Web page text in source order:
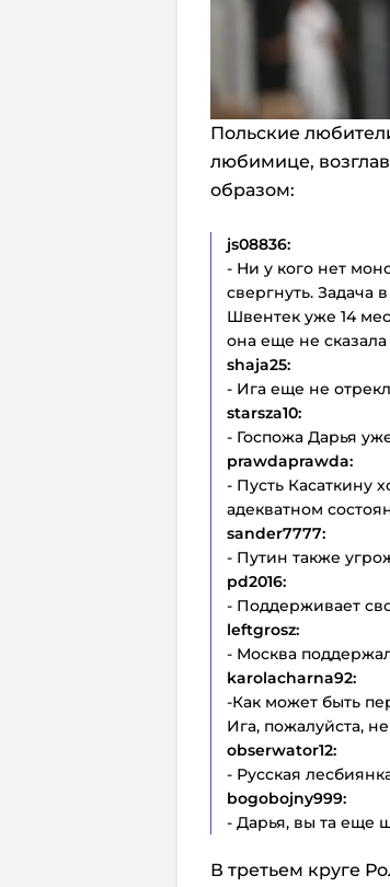
Польские
любимице,
образом:
js08836:
- Ни у кого нет
свергнуть. Задача
Швентек уже 14
она еще не
shaja25:
- Ига еще не
starsza10:
- Госпожа Дарья
prawdaprawda:
- Пусть Касаткину
адекватном
sander7777:
- Путин также
pd2016:
- Поддерживает
leftgrosz:
- Москва
karolacharna92:
-Как может быть
Ига, пожалуйста,
obserwator12:
- Русская
bogobojny999:
- Дарья, вы та еще
В третьем круге